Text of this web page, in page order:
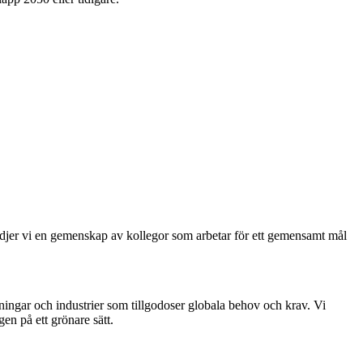
vi en gemenskap av kollegor som arbetar för ett gemensamt mål
och industrier som tillgodoser globala behov och krav. Vi
på ett grönare sätt.